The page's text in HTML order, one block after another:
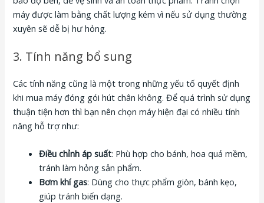
máy được làm bằng chất lượng kém vì nếu sử dụng thường
xuyên sẽ dễ bị hư hỏng.
3. Tính năng bổ sung
Các tính năng cũng là một trong những yếu tố quyết định
khi mua máy đóng gói hút chân không. Để quá trình sử dụng
thuận tiện hơn thì bạn nên chọn máy hiện đại có nhiều tính
năng hỗ trợ như:
Điều chỉnh áp suất: Phù hợp cho bánh, hoa quả mềm,
tránh làm hỏng sản phẩm.
Bơm khí gas: Dùng cho thực phẩm giòn, bánh kẹo,
giúp tránh biến dạng.